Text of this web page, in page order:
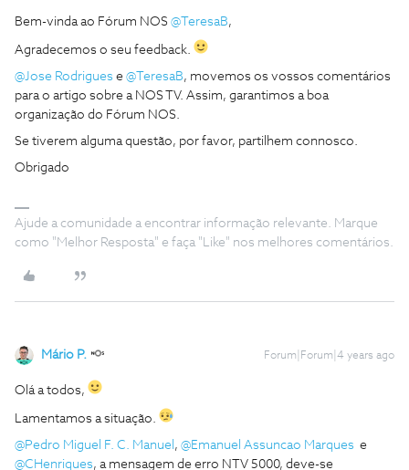
Bem-vinda ao Fórum NOS @TeresaB,
Agradecemos o seu feedback.
@Jose Rodrigues e @TeresaB, movemos os vossos comentários
para o artigo sobre a NOS TV. Assim, garantimos a boa
organização do Fórum NOS.
Se tiverem alguma questão, por favor, partilhem connosco.
Obrigado
Ajude a comunidade a encontrar informação relevante. Marque
como "Melhor Resposta" e faça "Like" nos melhores comentários.
Mário P. Forum|Forum|4 years ago
Olá a todos,
Lamentamos a situação.
@Pedro Miguel F. C. Manuel , @Emanuel Assuncao Marques e
@CHenriques, a mensagem de erro NTV 5000, deve-se